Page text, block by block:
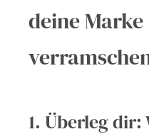
deine Marke
1. Überleg dir: